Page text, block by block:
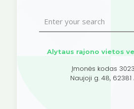
Alytaus rajono vietos
Įmonės kodas
Naujoji g. 48, 62381